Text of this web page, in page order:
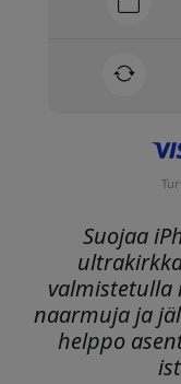
Suojaa
valmistetulla
naarmuja ja
helppo